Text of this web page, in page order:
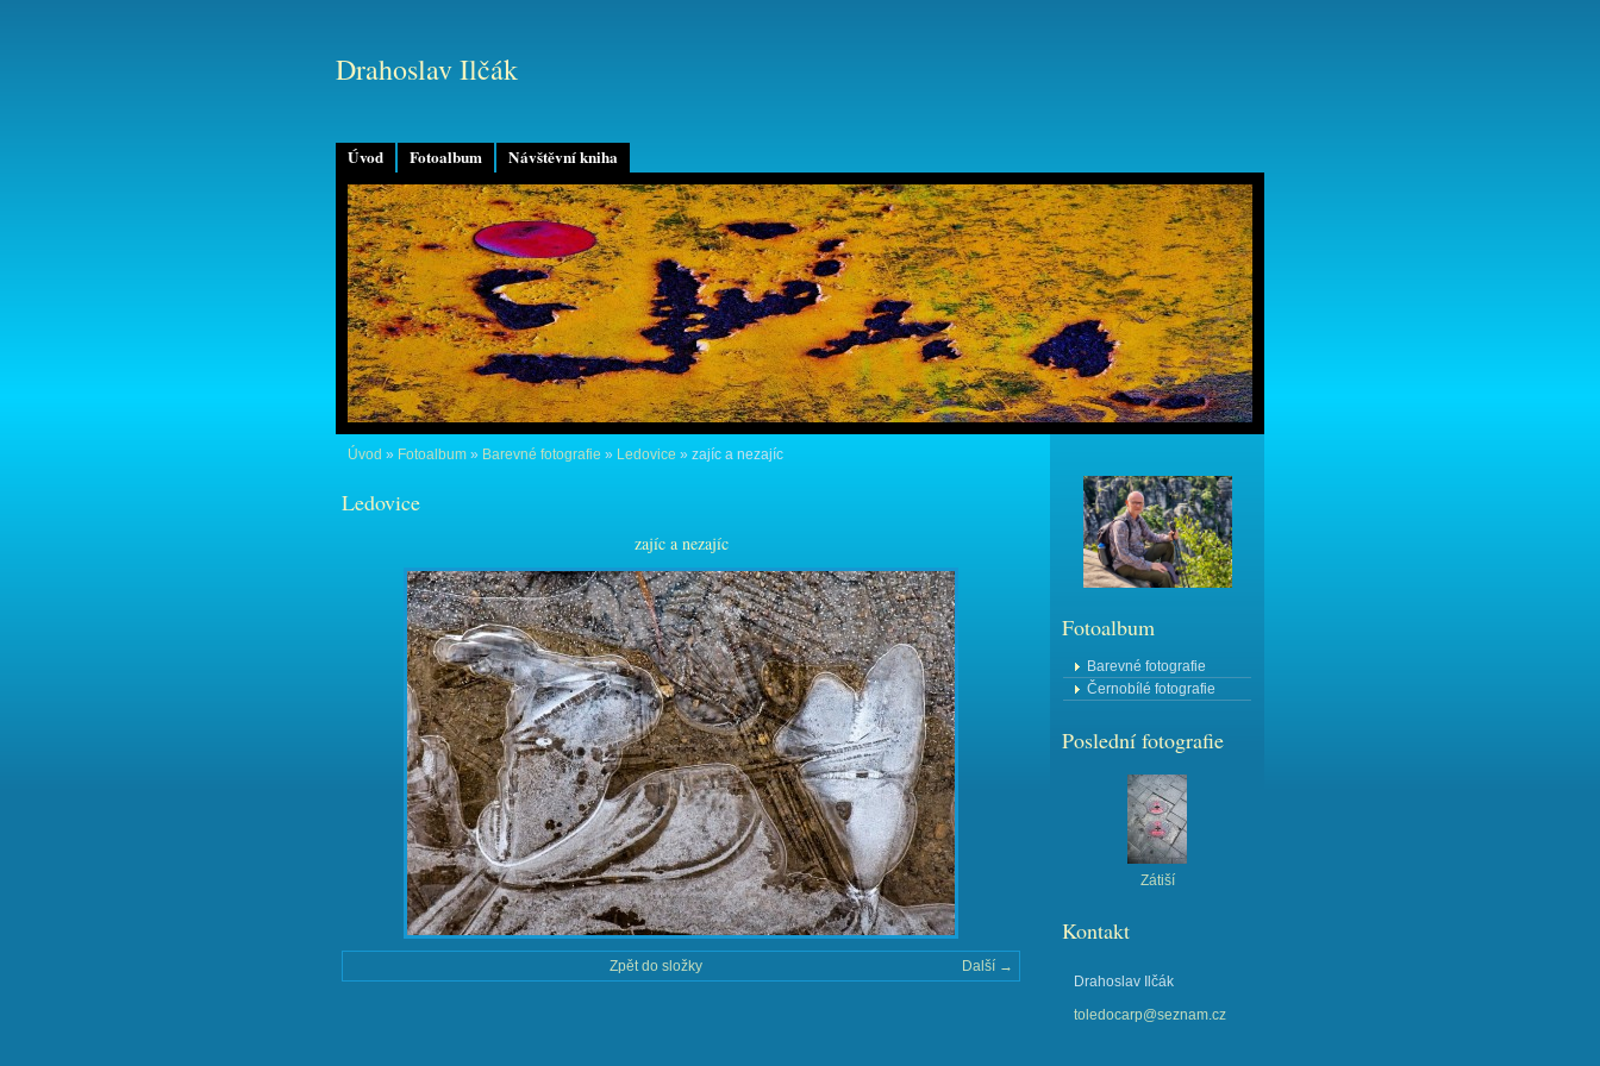
Úvod Fotoalbum Návštěvní kniha
Drahoslav Ilčák
Úvod » Fotoalbum » Barevné fotografie » Ledovice » zajíc a nezajíc
Ledovice
zajíc a nezajíc
Další →
Zpět do složky
Fotoalbum
Barevné fotografie
Černobílé fotografie
Poslední fotografie
Zátiší
Kontakt
Drahoslav Ilčák
toledocarp@seznam.cz